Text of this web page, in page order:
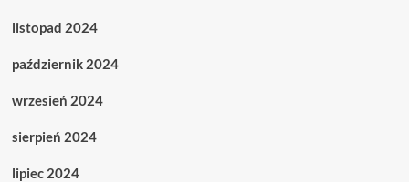
listopad 2024
październik 2024
wrzesień 2024
sierpień 2024
lipiec 2024